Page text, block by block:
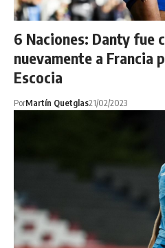
6 Naciones: Danty fue
nuevamente a Francia
Escocia
PorMartín Quetglas21/02/2023